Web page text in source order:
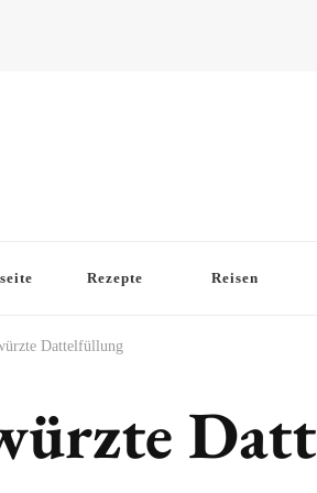
Rezepte Reisen
Dattelfüllung